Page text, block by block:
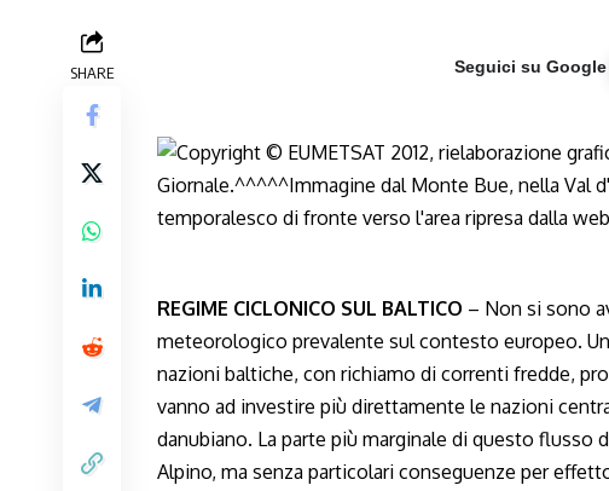
SHARE Seguici su Google
REGIME CICLONICO SUL BALTICO – Non si sono
meteorologico prevalente sul contesto europeo.
nazioni baltiche, con richiamo di correnti fredde,
vanno ad investire più direttamente le nazioni
danubiano. La parte più marginale di questo flusso
Alpino, ma senza particolari conseguenze per